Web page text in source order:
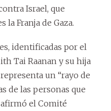
Israel, que
la Franja de Gaza.
identificadas por el
Tai Raanan y su hija
un “rayo de
de las personas que
el Comité